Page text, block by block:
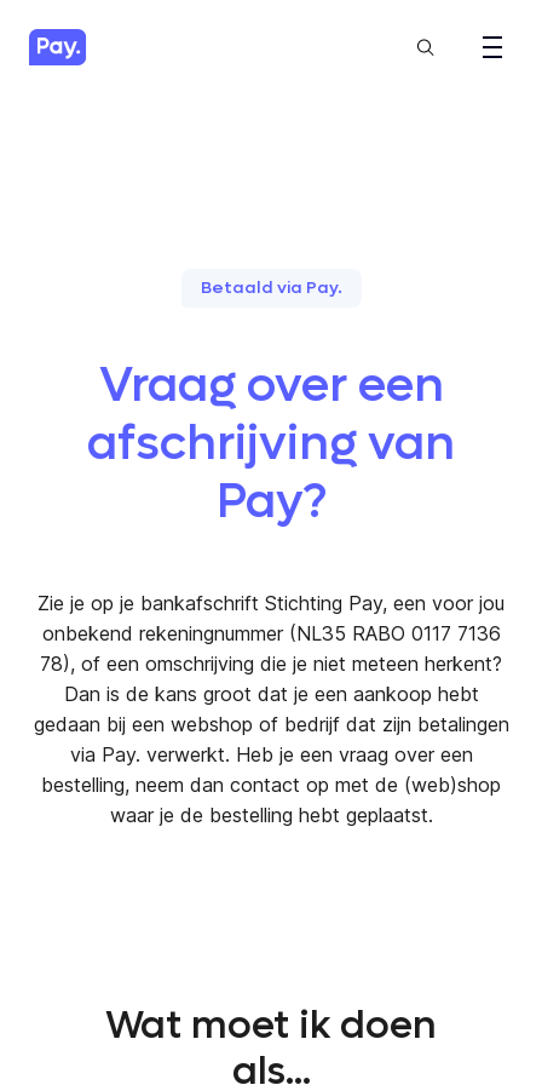
Betaald via Pay.
Vraag over een
afschrijving van
Pay?
Zie je op je bankafschrift Stichting Pay, een voor jou
onbekend rekeningnummer (NL35 RABO 0117 7136
78), of een omschrijving die je niet meteen herkent?
Dan is de kans groot dat je een aankoop hebt
gedaan bij een webshop of bedrijf dat zijn betalingen
via Pay. verwerkt. Heb je een vraag over een
bestelling, neem dan contact op met de (web)shop
waar je de bestelling hebt geplaatst.
Wat moet ik doen
als...